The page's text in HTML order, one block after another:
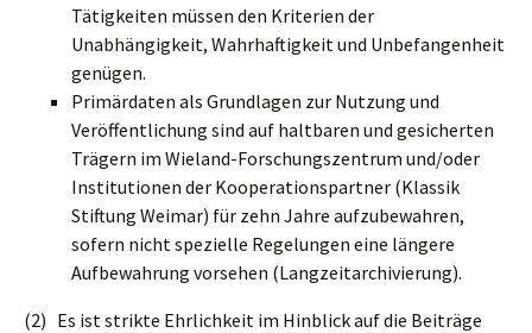
Tätigkeiten müssen den Kriterien der
Unabhängigkeit, Wahrhaftigkeit und Unbefangenheit
genügen.
Primärdaten als Grundlagen zur Nutzung und
Veröffentlichung sind auf haltbaren und gesicherten
Trägern im Wieland-Forschungszentrum und/oder
Institutionen der Kooperationspartner (Klassik
Stiftung Weimar) für zehn Jahre aufzubewahren,
sofern nicht spezielle Regelungen eine längere
Aufbewahrung vorsehen (Langzeitarchivierung).
(2) Es ist strikte Ehrlichkeit im Hinblick auf die Beiträge